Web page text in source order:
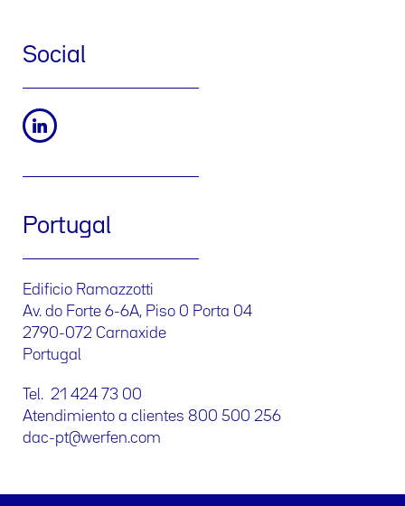
Social
Portugal
Edificio Ramazzotti
Av. do Forte 6-6A, Piso 0 Porta 04
2790-072 Carnaxide
Portugal
Tel. 21 424 73 00
Atendimiento a clientes 800 500 256
dac-pt@werfen.com